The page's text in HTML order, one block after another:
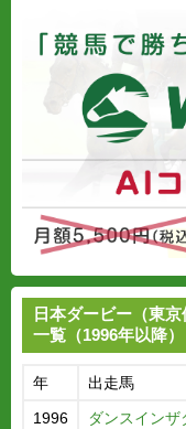
日本ダービー（東
一覧（1996年以降）
年 出走馬
1996
ダンスインザ